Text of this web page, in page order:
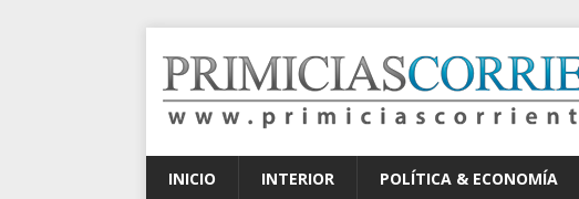
INICIO INTERIOR POLÍTICA & ECONOMÍA